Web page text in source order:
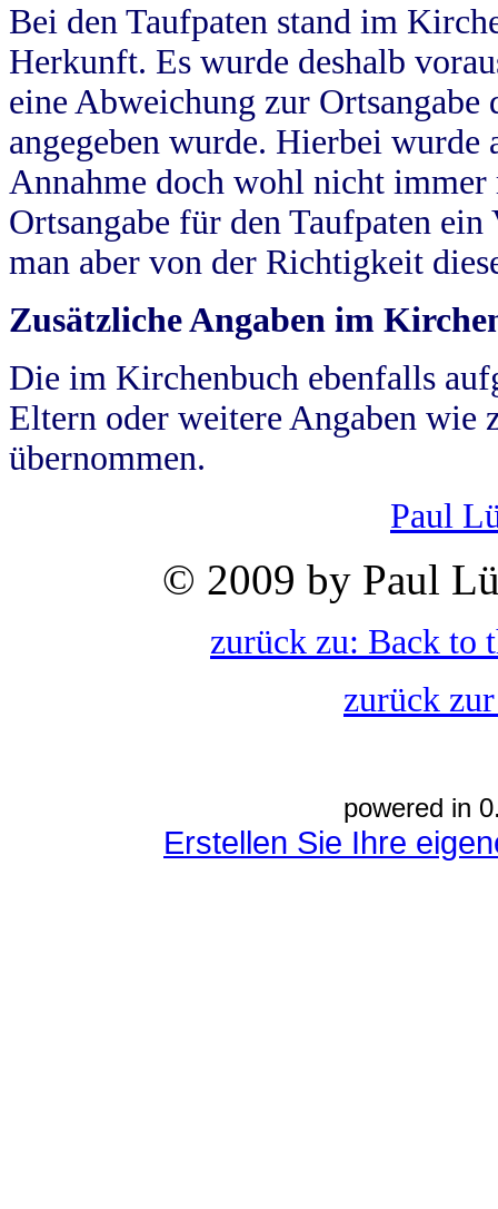
Bei den Taufpaten stand im
Herkunft. Es wurde deshalb
eine Abweichung zur
angegeben wurde. Hierbei wurde
Annahme doch wohl nicht
Ortsangabe für den Taufpaten
man aber von der Richtigkeit
Zusätzliche Angaben im
Die im Kirchenbuch ebenfalls
Eltern oder weitere Angaben wie
übernommen.
Paul
© 2009 by Paul
zurück zu: Back to
zurück
powered in
Erstellen Sie Ihre